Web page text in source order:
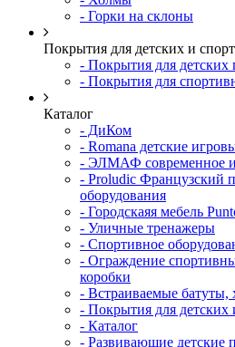
- Горки на склоны
Покрытия для детских и
- Покрытия для детских
- Покрытия для
Каталог
- ДиКом
- Romana детские
- ЭЛМАФ современное
- Proludic Французский
оборудования
- Городскаяя мебель
- Уличные тренажеры
- Спортивное
- Ограждение
коробки
- Встраиваемые
- Покрытия для детских
- Каталог
- Развивающие